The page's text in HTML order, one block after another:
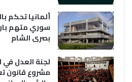
ألمانيا تحكم
سوري متهم
بصرى الشام
لجنة العدل في
مشروع قانون